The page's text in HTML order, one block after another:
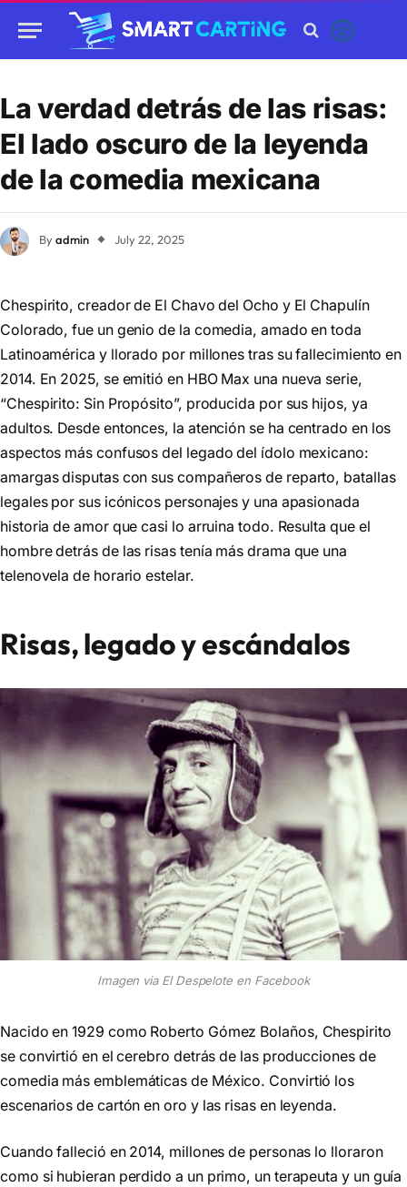
La verdad detrás de las risas:
El lado oscuro de la leyenda
de la comedia mexicana
Byadmin July 22, 2025
Chespirito, creador de El Chavo del Ocho y El Chapulín
Colorado, fue un genio de la comedia, amado en toda
Latinoamérica y llorado por millones tras su fallecimiento en
2014. En 2025, se emitió en HBO Max una nueva serie,
“Chespirito: Sin Propósito”, producida por sus hijos, ya
adultos. Desde entonces, la atención se ha centrado en los
aspectos más confusos del legado del ídolo mexicano:
amargas disputas con sus compañeros de reparto, batallas
legales por sus icónicos personajes y una apasionada
historia de amor que casi lo arruina todo. Resulta que el
hombre detrás de las risas tenía más drama que una
telenovela de horario estelar.
Risas, legado y escándalos
Imagen via El Despelote en Facebook
Nacido en 1929 como Roberto Gómez Bolaños, Chespirito
se convirtió en el cerebro detrás de las producciones de
comedia más emblemáticas de México. Convirtió los
escenarios de cartón en oro y las risas en leyenda.
Cuando falleció en 2014, millones de personas lo lloraron
como si hubieran perdido a un primo, un terapeuta y un guía